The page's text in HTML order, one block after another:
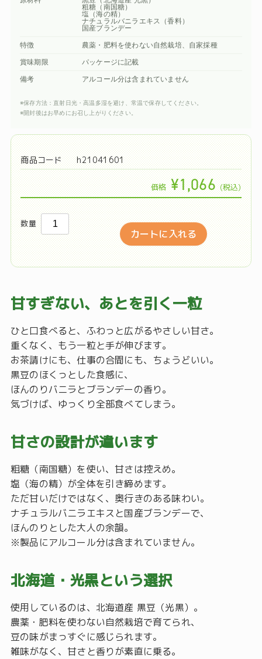
粗糖（南国糖）
塩（海の精）
ナチュラルバニラエキス（香料）
国産ブランデー
特徴
農薬・肥料を使わない自然栽培、自家採種
賞味期限
パッケージに記載
備考
アルコール分は含まれていません
※保存方法：直射日光・高温多湿を避け、常温で保存してください。
※開封後はお早めにお召し上がりください。
h21041601
価格 ¥1,066 (税込)
数量
カートに入れる
甘すぎない、あとを引く一粒
ひと口食べると、ふわっと広がるやさしい甘さ。
重くなく、もう一粒と手が伸びます。
お茶請けにも、仕事の合間にも、ちょうどいい。
黒豆のほくっとした食感に、
ほんのりバニラとブランデーの香り。
気づけば、ゆっくり全部食べてしまう。
甘さの設計が違います
粗糖（南国糖）を使い、甘さは控えめ。
塩（海の精）が全体を引き締めます。
ただ甘いだけではなく、奥行きのある味わい。
ナチュラルバニラエキスと国産ブランデーで、
ほんのりとした大人の余韻。
※製品にアルコール分は含まれていません。
北海道・光黒という選択
使用しているのは、北海道産 黒豆（光黒）。
農薬・肥料を使わない自然栽培で育てられ、
豆の味がまっすぐに感じられます。
雑味がなく、甘さと香りが素直に乗る。